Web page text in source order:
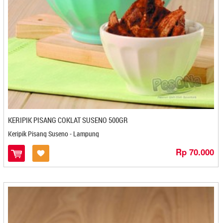
Bakpia Binjai Ibu Aida - Stabat
Bakpia Citra - Yogyakarta
Bakpia Djava - Yogyakarta
Bakpia Gagah - Kediri
Bakpia Kedaton - Yogyakarta
Bakpia Kukus Tugu Jogja Titiko
Bakpia Kukus Tugu Jogja Titiko - Yogyakarta
Bakpia Madania - Yogyakarta
Bakpia Merlino - Yogyakarta
Bakpia Pathok Mutiara - Yogyakarta
Bakpia Patuk 75 - Yogyakarta
Bakpiaku - Yogyakarta
Bali Coffe Banyuatis - Denpasar
KERIPIK PISANG COKLAT SUSENO 500GR
Keripik Pisang Suseno - Lampung
Rp 70.000